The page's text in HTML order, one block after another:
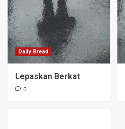
Daily Bread
Lepaskan Berkat
0